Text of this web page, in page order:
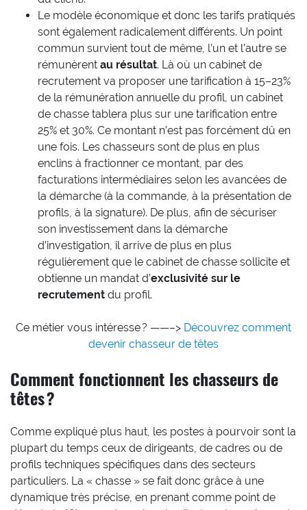
Le modèle économique et donc les tarifs pratiqués
sont également radicalement différents. Un point
commun survient tout de même, l’un et l’autre se
rémunèrent au résultat. Là où un cabinet de
recrutement va proposer une tarification à 15–23%
de la rémunération annuelle du profil, un cabinet
de chasse tablera plus sur une tarification entre
25% et 30%. Ce montant n’est pas forcément dû en
une fois. Les chasseurs sont de plus en plus
enclins à fractionner ce montant, par des
facturations intermédiaires selon les avancées de
la démarche (à la commande, à la présentation de
profils, à la signature). De plus, afin de sécuriser
son investissement dans la démarche
d’investigation, il arrive de plus en plus
régulièrement que le cabinet de chasse sollicite et
obtienne un mandat d’exclusivité sur le
recrutement du profil.
Ce métier vous intéresse ? ——–> Découvrez comment
devenir chasseur de têtes
Comment fonctionnent les chasseurs de
têtes ?
Comme expliqué plus haut, les postes à pourvoir sont la
plupart du temps ceux de dirigeants, de cadres ou de
profils techniques spécifiques dans des secteurs
particuliers. La « chasse » se fait donc grâce à une
dynamique très précise, en prenant comme point de